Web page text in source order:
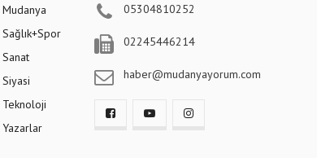
Mudanya
Sağlık+Spor
Sanat
Siyasi
Teknoloji
Yazarlar
05304810252
02245446214
haber@mudanyayorum.com